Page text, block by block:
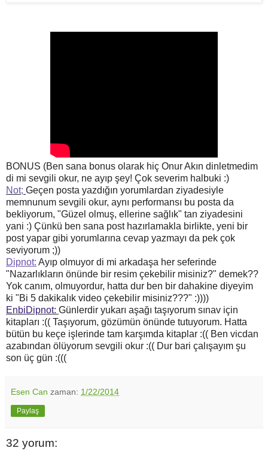
BONUS (Ben sana bonus olarak hiç Onur Akın dinletmedim
di mi sevgili okur, ne ayıp şey! Çok severim halbuki :)
Not; Geçen posta yazdığın yorumlardan ziyadesiyle
memnunum sevgili okur, aynı performansı bu posta da
bekliyorum, "Güzel olmuş, ellerine sağlık" tan ziyadesini
yani :) Çünkü ben sana post hazırlamakla birlikte, yeni bir
post yapar gibi yorumlarına cevap yazmayı da pek çok
seviyorum ;))
Dipnot: Ayıp olmuyor di mi arkadaşa her seferinde
"Nazarlıkların önünde bir resim çekebilir misiniz?" demek??
Yok canım, olmuyordur, hatta dur ben bir dahakine diyeyim
ki "Bi 5 dakikalık video çekebilir misiniz???" :))))
EnbiDipnot: Günlerdir yukarı aşağı taşıyorum sınav için
kitapları :(( Taşıyorum, gözümün önünde tutuyorum. Hatta
bütün bu keçe işlerinde tam karşımda kitaplar :(( Ben vicdan
azabından ölüyorum sevgili okur :(( Dur bari çalışayım şu
son üç gün :(((
Esen Can zaman: 1/22/2014
Paylaş
32 yorum: